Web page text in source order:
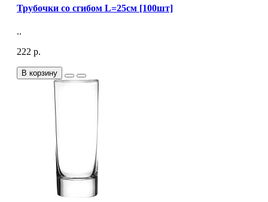
Трубочки со сгибом L=25см [100шт]
..
222 р.
В корзину